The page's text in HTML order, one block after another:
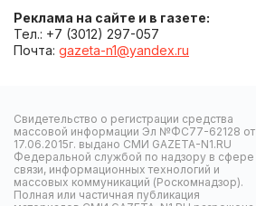
Реклама на сайте и в газете:
Тел.: +7 (3012) 297-057
Почта: gazeta-n1@yandex.ru
Свидетельство о регистрации средства
массовой информации Эл №ФС77-62128 от
17.06.2015г. выдано СМИ GAZETA-N1.RU
Федеральной службой по надзору в сфере
связи, информационных технологий и
массовых коммуникаций (Роскомнадзор).
Полная или частичная публикация